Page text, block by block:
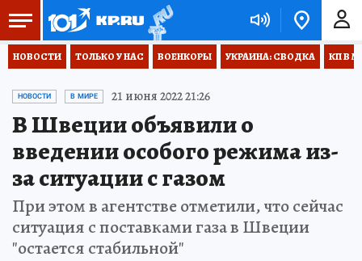
НОВОСТИ ТОЛЬКО У НАС ВОЕНКОРЫ УКРАИНА: СВОДКА КП В
НОВОСТИ В МИРЕ 21 июня 2022 21:26
В Швеции объявили о
введении особого режима из-
за ситуации с газом
При этом в агентстве отметили, что сейчас
ситуация с поставками газа в Швеции
"остается стабильной"